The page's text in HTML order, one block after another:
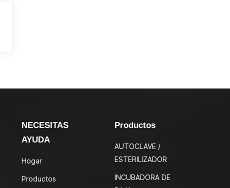
NECESITAS
AYUDA
Hogar
Productos
Productos
AUTOCLAVE /
ESTERILIZADOR
INCUBADORA DE